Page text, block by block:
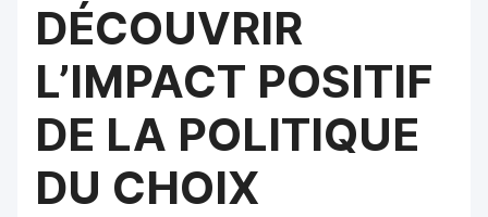
DÉCOUVRIR
L’IMPACT POSITIF
DE LA POLITIQUE
DU CHOIX